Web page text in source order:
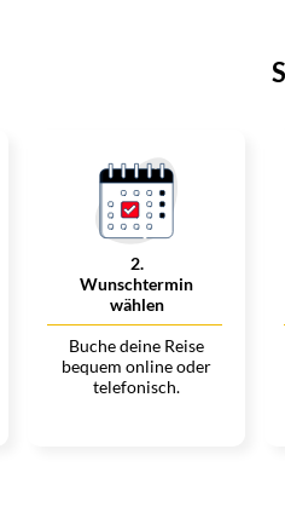
2.
Wunschtermin
wählen
Buche deine Reise
bequem online oder
telefonisch.